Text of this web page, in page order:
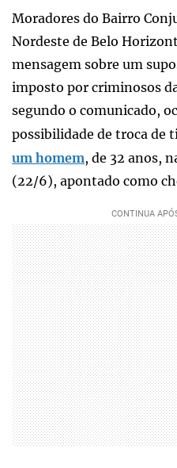
Moradores do Bairro
Nordeste de Belo
mensagem sobre um
imposto por criminosos
segundo o comunicado,
possibilidade de troca de
um homem, de 32 anos,
(22/6), apontado como